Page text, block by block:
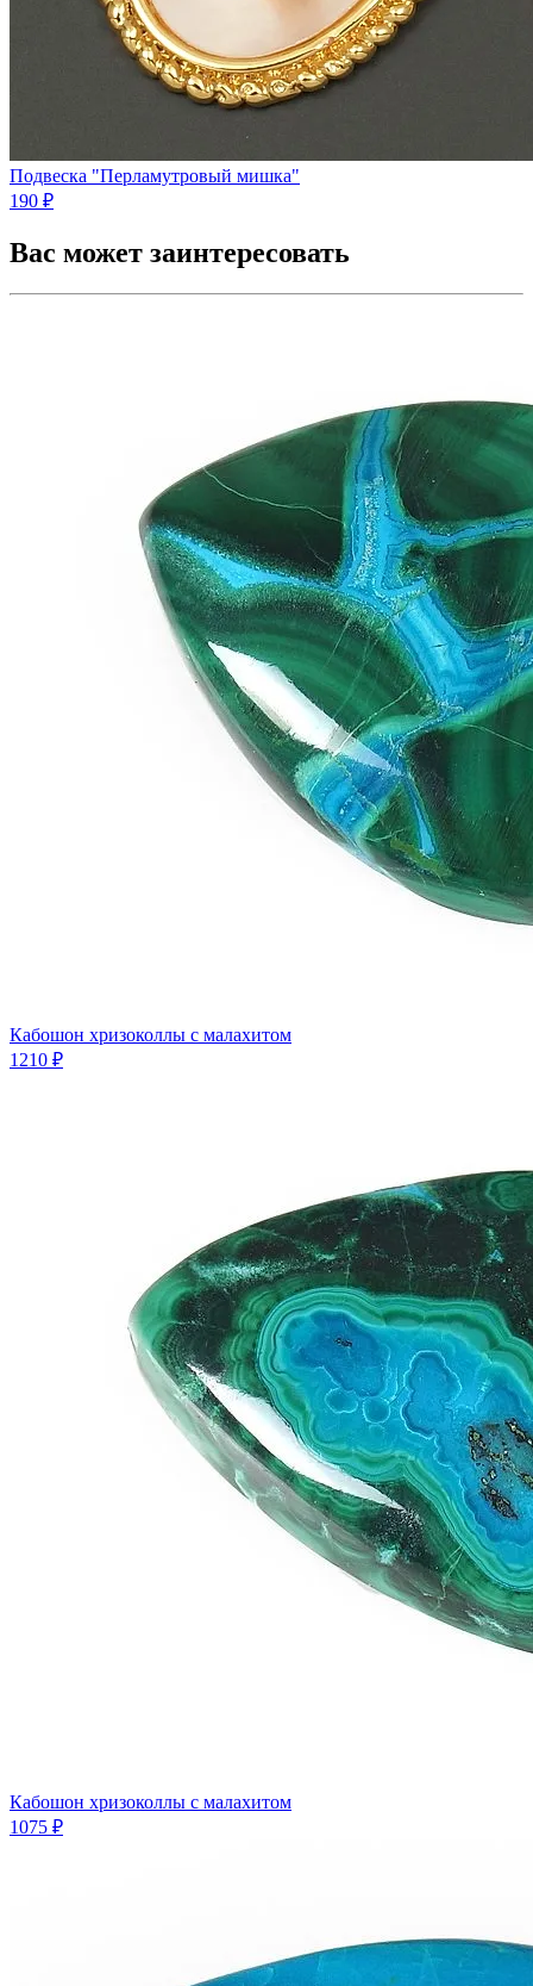
Подвеска "Перламутровый мишка"
190 ₽
Вас может заинтересовать
Кабошон хризоколлы с малахитом
1210 ₽
Кабошон хризоколлы с малахитом
1075 ₽